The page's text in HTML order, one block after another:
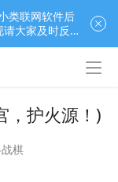
，护火源！)
棋
类联网软件后
大家及时反
下载社区！